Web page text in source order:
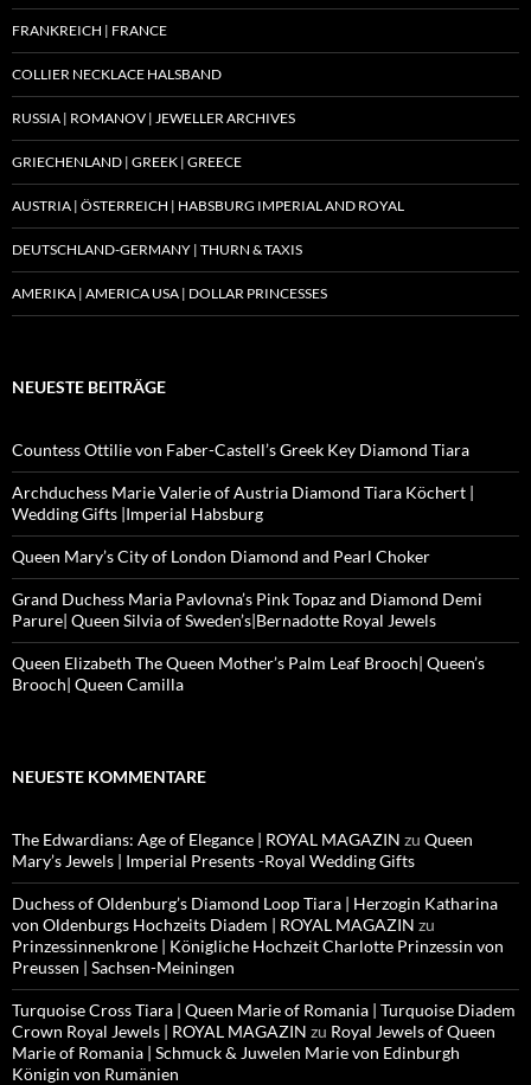
FRANKREICH | FRANCE
COLLIER NECKLACE HALSBAND
RUSSIA | ROMANOV | JEWELLER ARCHIVES
GRIECHENLAND | GREEK | GREECE
AUSTRIA | ÖSTERREICH | HABSBURG IMPERIAL AND ROYAL
DEUTSCHLAND-GERMANY | THURN & TAXIS
AMERIKA | AMERICA USA | DOLLAR PRINCESSES
NEUESTE BEITRÄGE
Countess Ottilie von Faber-Castell’s Greek Key Diamond Tiara
Archduchess Marie Valerie of Austria Diamond Tiara Köchert |
Wedding Gifts |Imperial Habsburg
Queen Mary’s City of London Diamond and Pearl Choker
Grand Duchess Maria Pavlovna’s Pink Topaz and Diamond Demi
Parure| Queen Silvia of Sweden’s|Bernadotte Royal Jewels
Queen Elizabeth The Queen Mother’s Palm Leaf Brooch| Queen’s
Brooch| Queen Camilla
NEUESTE KOMMENTARE
The Edwardians: Age of Elegance | ROYAL MAGAZIN zu Queen
Mary’s Jewels | Imperial Presents -Royal Wedding Gifts
Duchess of Oldenburg’s Diamond Loop Tiara | Herzogin Katharina
von Oldenburgs Hochzeits Diadem | ROYAL MAGAZIN zu
Prinzessinnenkrone | Königliche Hochzeit Charlotte Prinzessin von
Preussen | Sachsen-Meiningen
Turquoise Cross Tiara | Queen Marie of Romania | Turquoise Diadem
Crown Royal Jewels | ROYAL MAGAZIN zu Royal Jewels of Queen
Marie of Romania | Schmuck & Juwelen Marie von Edinburgh
Königin von Rumänien